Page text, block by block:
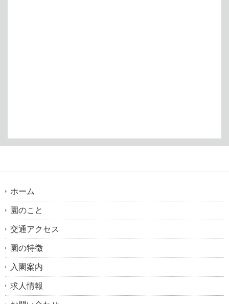
ホーム
園のこと
交通アクセス
園の特徴
入園案内
求人情報